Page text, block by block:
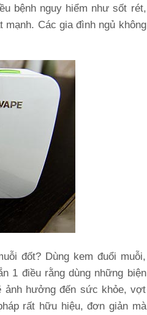
bệnh nguy hiểm như sốt rét,
Các gia đình ngủ không
đốt? Dùng kem đuổi muỗi,
1 điều rằng dùng những biện
ảnh hưởng đến sức khỏe, vợt
rất hữu hiệu, đơn giản mà